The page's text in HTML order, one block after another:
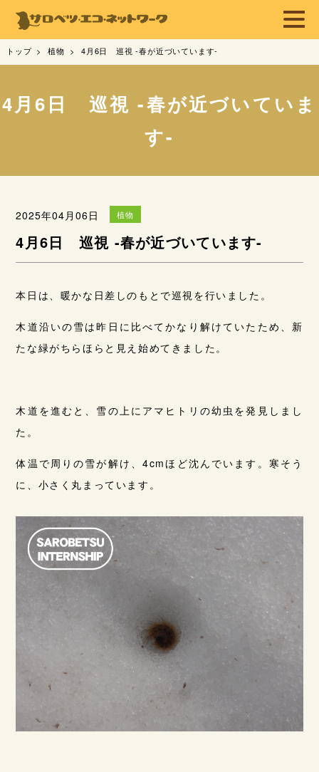
トップ 植物 4月6日 巡視 -春が近づいています-
4月6日 巡視 -春が近づいていま
す-
2025年04月06日 植物
4月6日 巡視 -春が近づいています-
本日は、暖かな日差しのもとで巡視を行いました。
木道沿いの雪は昨日に比べてかなり解けていたため、新
たな緑がちらほらと見え始めてきました。
木道を進むと、雪の上にアマヒトリの幼虫を発見しまし
た。
体温で周りの雪が解け、4cmほど沈んでいます。寒そう
に、小さく丸まっています。